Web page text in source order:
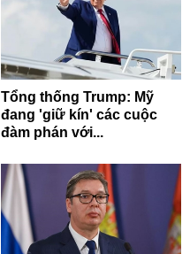
Tổng thống Trump: Mỹ
đang 'giữ kín' các cuộc
đàm phán với...